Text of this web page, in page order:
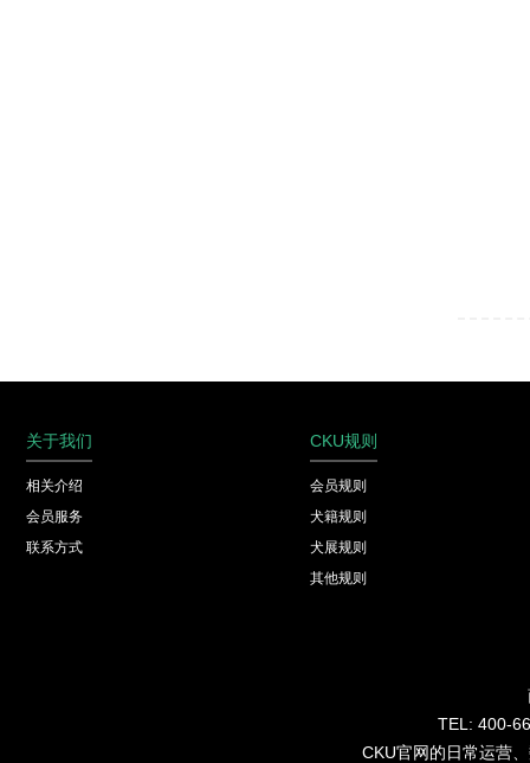
关于我们
相关介绍
会员服务
联系方式
CKU规则
会员规则
犬籍规则
犬展规则
其他规则
TEL: 400-
CKU官网的日常运营